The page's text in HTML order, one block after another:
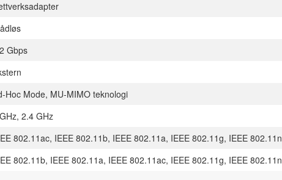
Gbps
Hoc Mode, MU-MIMO teknologi
2.4 GHz
802.11ac, IEEE 802.11b, IEEE 802.11a, IEEE 802.11g, IEEE 802.11n
802.11b, IEEE 802.11a, IEEE 802.11ac, IEEE 802.11g, IEEE 802.11n